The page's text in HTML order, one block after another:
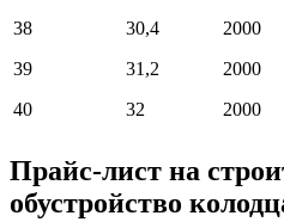
38
30,4 2000
39
31,2 2000
40
32 2000
Прайс-лист на
обустройство